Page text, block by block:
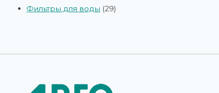
Фильтры для воды 29